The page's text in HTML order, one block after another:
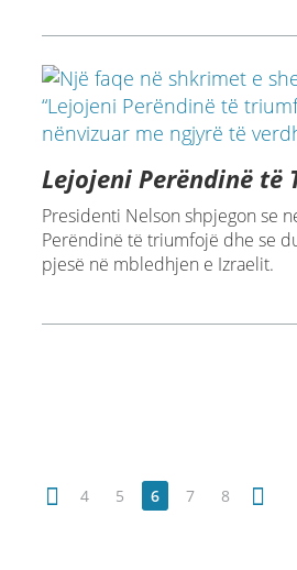
Lejojeni Perëndinë të
Presidenti Nelson shpjegon se
Perëndinë të triumfojë dhe se
pjesë në mbledhjen e Izraelit.
4 5 6 7 8